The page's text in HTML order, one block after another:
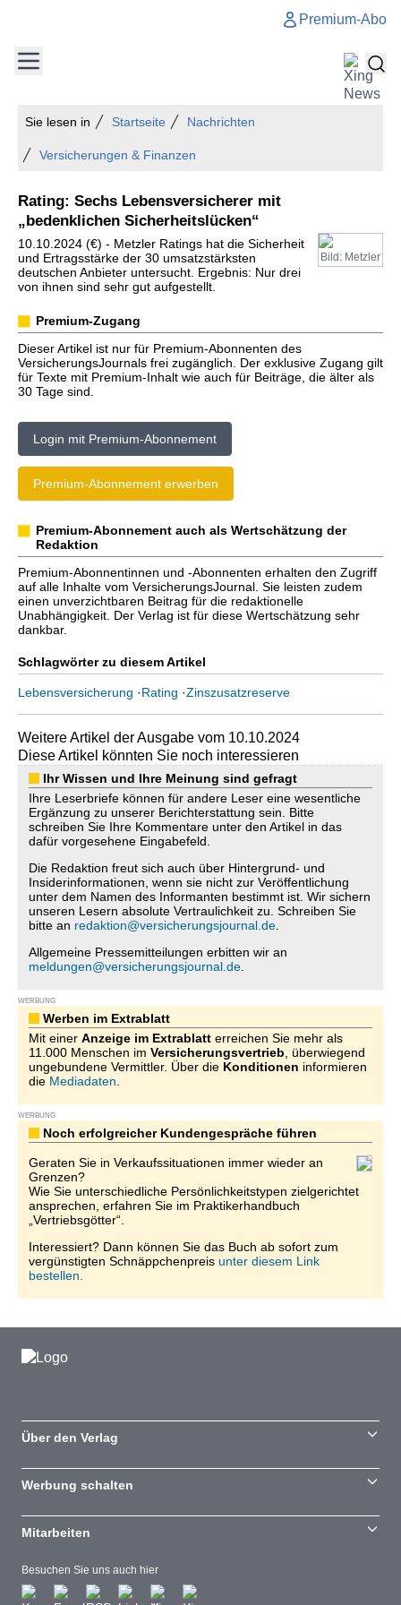
Premium-Abo
Sie lesen in Startseite Nachrichten
Versicherungen & Finanzen
Rating: Sechs Lebensversicherer mit
„bedenklichen Sicherheitslücken“
Bild: Metzler
10.10.2024 (€) - Metzler Ratings hat die Sicherheit
und Ertragsstärke der 30 umsatzstärksten
deutschen Anbieter untersucht. Ergebnis: Nur drei
von ihnen sind sehr gut aufgestellt.
Premium-Zugang
Dieser Artikel ist nur für Premium-Abonnenten des
VersicherungsJournals frei zugänglich. Der exklusive Zugang gilt
für Texte mit Premium-Inhalt wie auch für Beiträge, die älter als
30 Tage sind.
Login mit Premium-Abonnement
Premium-Abonnement erwerben
Premium-Abonnement auch als Wertschätzung der
Redaktion
Premium-Abonnentinnen und -Abonnenten erhalten den Zugriff
auf alle Inhalte vom VersicherungsJournal. Sie leisten zudem
einen unverzichtbaren Beitrag für die redaktionelle
Unabhängigkeit. Der Verlag ist für diese Wertschätzung sehr
dankbar.
Schlagwörter zu diesem Artikel
Lebensversicherung ·Rating ·Zinszusatzreserve
Weitere Artikel der Ausgabe vom 10.10.2024
Diese Artikel könnten Sie noch interessieren
Ihr Wissen und Ihre Meinung sind gefragt
Ihre Leserbriefe können für andere Leser eine wesentliche
Ergänzung zu unserer Berichterstattung sein. Bitte
schreiben Sie Ihre Kommentare unter den Artikel in das
dafür vorgesehene Eingabefeld.
Die Redaktion freut sich auch über Hintergrund- und
Insiderinformationen, wenn sie nicht zur Veröffentlichung
unter dem Namen des Informanten bestimmt ist. Wir sichern
unseren Lesern absolute Vertraulichkeit zu. Schreiben Sie
bitte an redaktion@versicherungsjournal.de
Allgemeine Pressemitteilungen erbitten wir an
meldungen@versicherungsjournal.de
WERBUNG
Werben im Extrablatt
Mit einer Anzeige im Extrablatt erreichen Sie mehr als
11.000 Menschen im Versicherungsvertrieb , überwiegend
ungebundene Vermittler. Über die Konditionen informieren
die Mediadaten
WERBUNG
Noch erfolgreicher Kundengespräche führen
Geraten Sie in Verkaufssituationen immer wieder an
Grenzen?
Wie Sie unterschiedliche Persönlichkeitstypen zielgerichtet
ansprechen, erfahren Sie im Praktikerhandbuch
„Vertriebsgötter“.
Interessiert? Dann können Sie das Buch ab sofort zum
vergünstigten Schnäppchenpreis unter diesem Link
bestellen.
Besuchen Sie uns auch hier
Über den Verlag
Werbung schalten
Mitarbeiten